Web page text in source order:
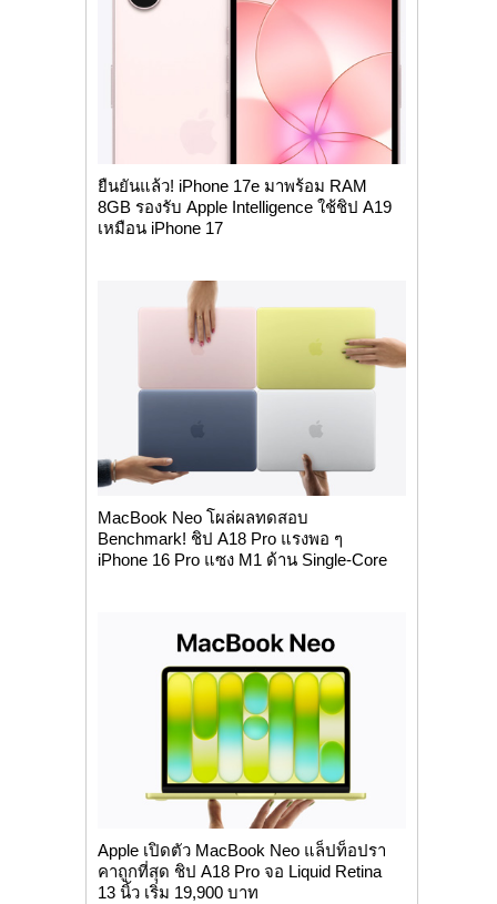
ยืนยันแล้ว! iPhone 17e มาพร้อม RAM
8GB รองรับ Apple Intelligence ใช้ชิป A19
เหมือน iPhone 17
MacBook Neo โผล่ผลทดสอบ
Benchmark! ชิป A18 Pro แรงพอ ๆ
iPhone 16 Pro แซง M1 ด้าน Single-Core
Apple เปิดตัว MacBook Neo แล็ปท็อปรา
คาถูกที่สุด ชิป A18 Pro จอ Liquid Retina
13 นิ้ว เริ่ม 19,900 บาท